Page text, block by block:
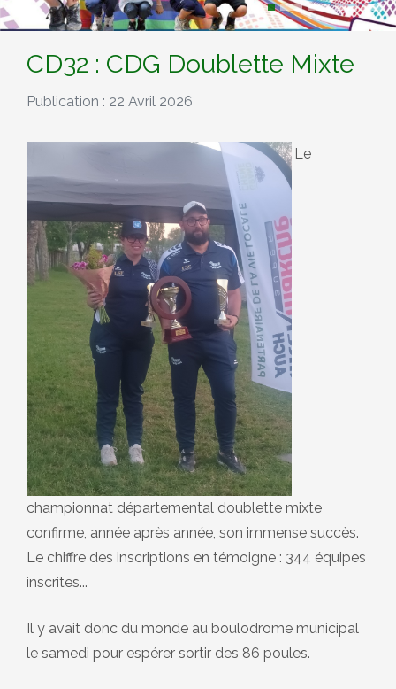
CD32 : CDG Doublette Mixte
Publication : 22 Avril 2026
Le
championnat départemental doublette mixte
confirme, année après année, son immense succès.
Le chiffre des inscriptions en témoigne : 344 équipes
inscrites...
Il y avait donc du monde au boulodrome municipal
le samedi pour espérer sortir des 86 poules.